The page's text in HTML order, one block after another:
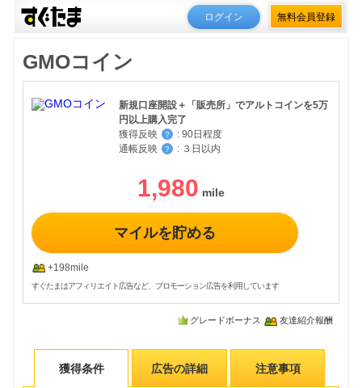
ログイン 無料会員登録
GMOコイン
新規口座開設＋「販売所」でアルトコインを5万
円以上購入完了
獲得反映
？ : 90日程度
通帳反映
？ : ３日以内
1,980
マイルを貯める
+198mile
すぐたまはアフィリエイト広告など、プロモーション広告を利用しています
グレードボーナス 友達紹介報酬
獲得条件 広告の詳細 注意事項